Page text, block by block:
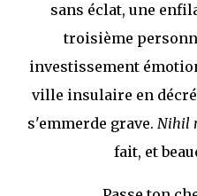
sans éclat, une
troisième
investissement
ville insulaire en
s'emmerde grave. Nihil
fait, et